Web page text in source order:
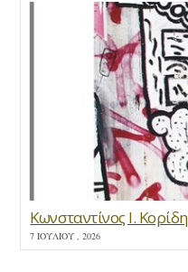
Κωνσταντίνος Ι.
7 ΙΟΥΛΊΟΥ , 2026